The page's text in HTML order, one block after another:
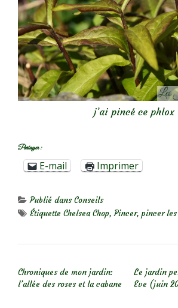
j’ai pincé ce phlox
Partager :
E-mail Imprimer
Publié dansConseils
Étiquette Chelsea Chop,Pincer, pincer
Chroniques de mon jardin:
l’allée des roses et la cabane
Le jardin
Eve (juin